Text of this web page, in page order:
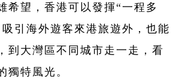
希望，香港可以發揮“一程多
引海外遊客來港旅遊外，也能
到大灣區不同城市走一走，看
獨特風光。